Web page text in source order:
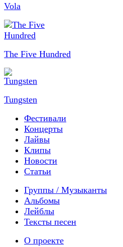
Vola
The Five Hundred
Tungsten
Фестивали
Концерты
Лайвы
Клипы
Новости
Статьи
Группы / Музыканты
Альбомы
Лейблы
Тексты песен
О проекте